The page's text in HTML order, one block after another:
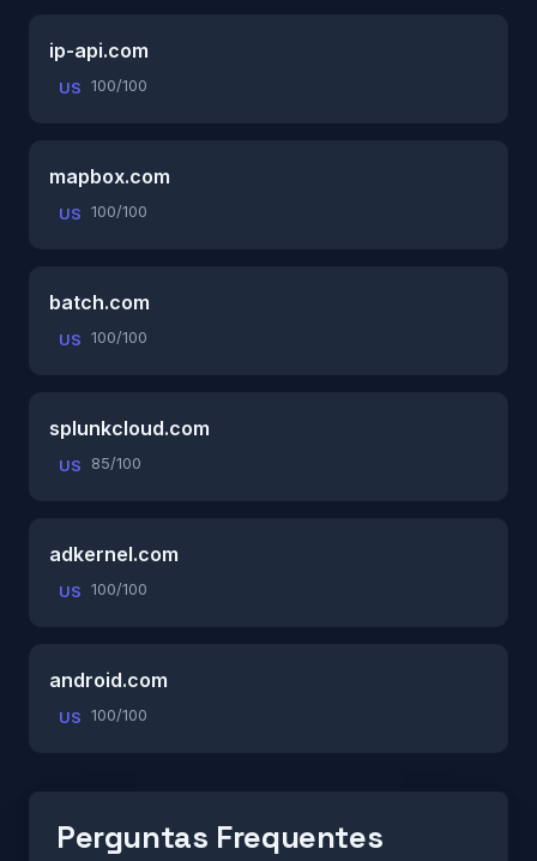
ip-api.com
US 100/100
mapbox.com
US 100/100
batch.com
US 100/100
splunkcloud.com
US 85/100
adkernel.com
US 100/100
android.com
US 100/100
Perguntas Frequentes